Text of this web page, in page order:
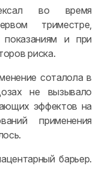
во время
триместре,
и при
риска.
соталола в
не вызывало
эффектов на
применения
барьер.